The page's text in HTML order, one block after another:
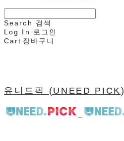
Search
검색
Log In
로그인
Cart 장바구니
유니드픽 (UNEED PICK)